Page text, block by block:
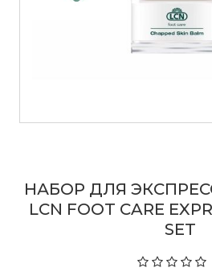
НАБОР ДЛЯ
LCN FOOT CARE
SET